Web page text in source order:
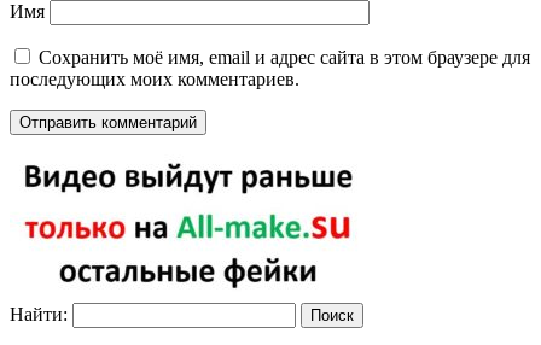
Имя
Сохранить моё имя, email и адрес сайта в этом браузере для
последующих моих комментариев.
Найти: